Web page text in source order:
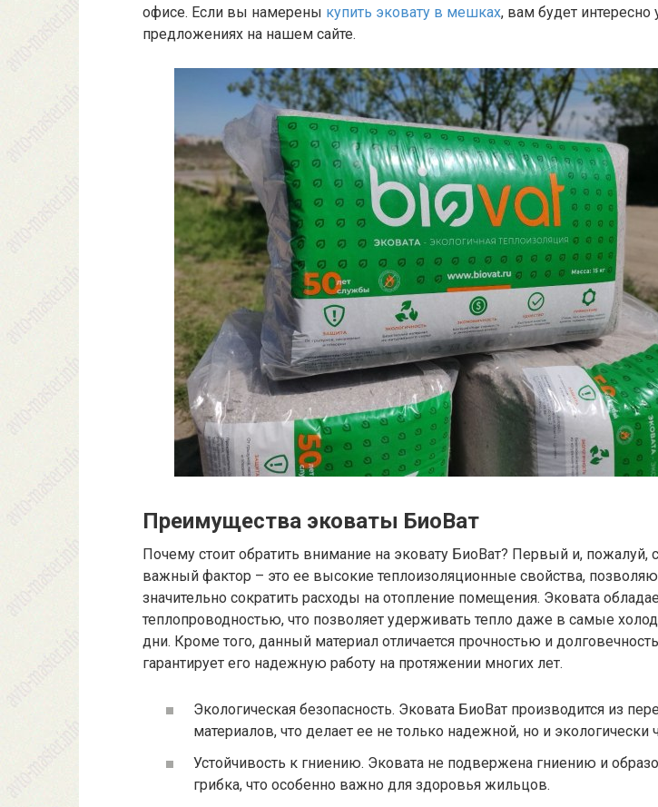
офисе. Если вы намерены купить эковату в мешках, вам будет интересно
предложениях на нашем сайте.
Преимущества эковаты БиоВат
Почему стоит обратить внимание на эковату БиоВат? Первый и, пожалуй,
важный фактор – это ее высокие теплоизоляционные свойства,
значительно сократить расходы на отопление помещения. Эковата
теплопроводностью, что позволяет удерживать тепло даже в самые
дни. Кроме того, данный материал отличается прочностью и
гарантирует его надежную работу на протяжении многих лет.
Экологическая безопасность. Эковата БиоВат производится из
материалов, что делает ее не только надежной, но и экологически
Устойчивость к гниению. Эковата не подвержена гниению и
грибка, что особенно важно для здоровья жильцов.